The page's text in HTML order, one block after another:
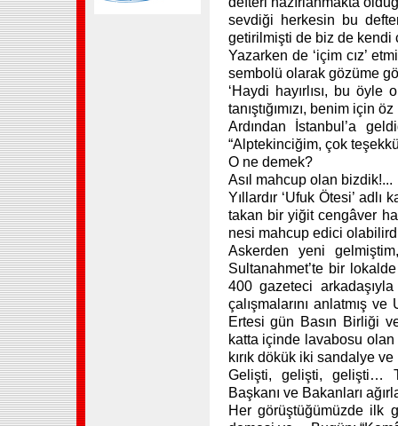
sevdiği herkesin bu
getirilmişti de biz de kendi
Yazarken de ‘içim cız’
sembolü olarak gözüme
‘Haydi hayırlısı, bu
tanıştığımızı, benim için
Ardından İstanbul’a
“Alptekinciğim, çok
O ne demek?
Asıl mahcup olan bizdik!...
Yıllardır ‘Ufuk Ötesi’
takan bir yiğit cengâver
nesi mahcup edici
Askerden yeni
Sultanahmet’te bir
400 gazeteci
çalışmalarını anlatmış
Ertesi gün Basın Birliği
katta içinde lavabosu
kırık dökük iki sandalye
Gelişti, gelişti, gelişti…
Başkanı ve Bakanları
Her görüştüğümüzde ilk